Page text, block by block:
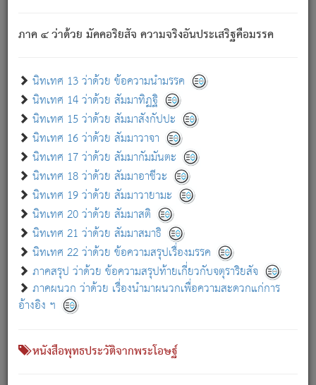
ภาค ๔ ว่าด้วย มัคคอริยสัจ ความจริงอันประเสริฐคือมรรค
นิทเทศ 13 ว่าด้วย ข้อความนำมรรค
นิทเทศ 14 ว่าด้วย สัมมาทิฏฐิ
นิทเทศ 15 ว่าด้วย สัมมาสังกัปปะ
นิทเทศ 16 ว่าด้วย สัมมาวาจา
นิทเทศ 17 ว่าด้วย สัมมากัมมันตะ
นิทเทศ 18 ว่าด้วย สัมมาอาชีวะ
นิทเทศ 19 ว่าด้วย สัมมาวายามะ
นิทเทศ 20 ว่าด้วย สัมมาสติ
นิทเทศ 21 ว่าด้วย สัมมาสมาธิ
นิทเทศ 22 ว่าด้วย ข้อความสรุปเรื่องมรรค
ภาคสรุป ว่าด้วย ข้อความสรุปท้ายเกี่ยวกับจตุราริยสัจ
ภาคผนวก ว่าด้วย เรื่องนำมาผนวกเพื่อความสะดวกแก่การ
อ้างอิง ฯ
หนังสือพุทธประวัติจากพระโอษฐ์
เกี่ยวกับธรรมโฆษณ์ออนไลน์ (Disclaimer)
แม้ระบบ "ธรรมโฆษณ์ออนไลน์" พยายามปรับปรุงข้อมูลให้ถูกต้องมากที่สุด
ผู้ศึกษาก็พึงตรวจสอบกับตัวเล่มหนังสือต้นฉบับ ที่มีการพิมพ์ครั้งล่าสุด
ก่อนนำข้อมูลไปใช้ในการอ้างอิง"
เกี่ยวกับอัตถจารี|เกี่ยวกับการพัฒนา|แจ้งข้อผิดพลาด / แนะนำ
หนังสือที่เกี่ยวข้อง